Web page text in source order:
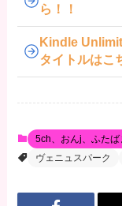
ら！！
Kindle
タイトルはこ
5ch、おんj、ふたば
ヴェニュスパーク